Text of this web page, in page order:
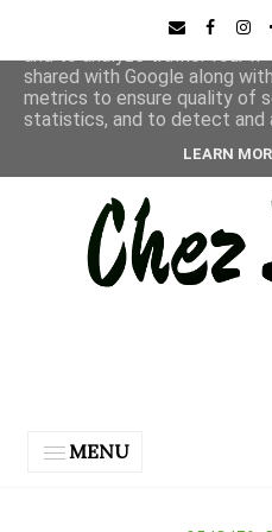
MENU
This site uses cookies from
and to analyze traffic. Your
shared with Google along
metrics to ensure quality of
statistics, and to detect and
LEARN